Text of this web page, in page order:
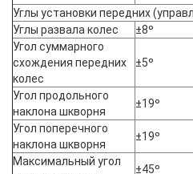
Углы установки передних
Углы развала колес
±8º
Угол суммарного
схождения передних
колес
±5º
Угол продольного
наклона шкворня
±19º
Угол поперечного
наклона шкворня
±19º
Максимальный угол
±45º